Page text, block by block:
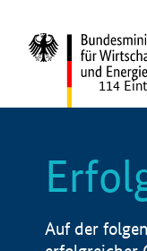
114
Auf der